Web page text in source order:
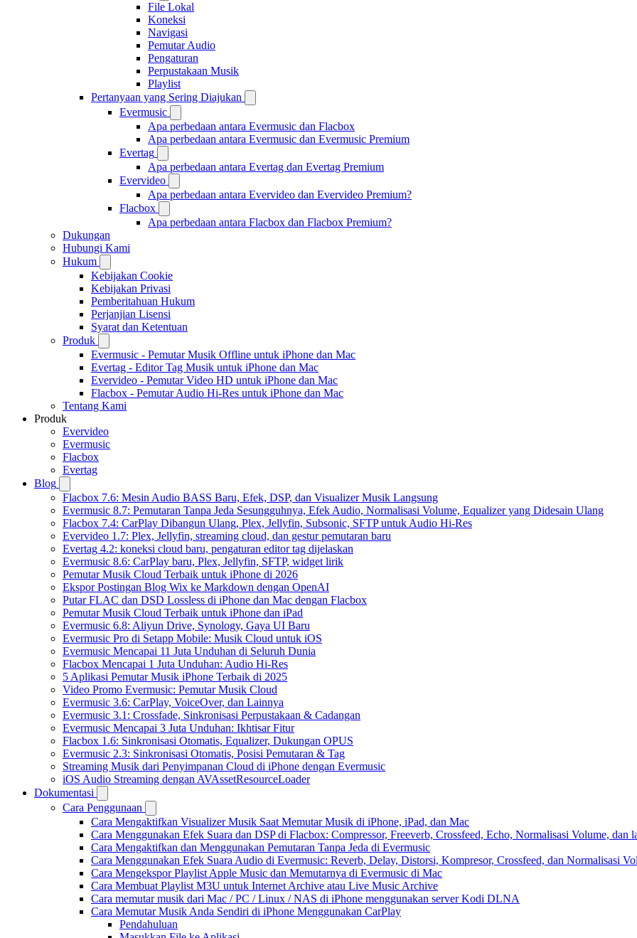
File Lokal
Koneksi
Navigasi
Pemutar Audio
Pengaturan
Perpustakaan Musik
Playlist
Pertanyaan yang Sering Diajukan
Evermusic
Apa perbedaan antara Evermusic dan Flacbox
Apa perbedaan antara Evermusic dan Evermusic Premium
Evertag
Apa perbedaan antara Evertag dan Evertag Premium
Evervideo
Apa perbedaan antara Evervideo dan Evervideo Premium?
Flacbox
Apa perbedaan antara Flacbox dan Flacbox Premium?
Dukungan
Hubungi Kami
Hukum
Kebijakan Cookie
Kebijakan Privasi
Pemberitahuan Hukum
Perjanjian Lisensi
Syarat dan Ketentuan
Produk
Evermusic - Pemutar Musik Offline untuk iPhone dan Mac
Evertag - Editor Tag Musik untuk iPhone dan Mac
Evervideo - Pemutar Video HD untuk iPhone dan Mac
Flacbox - Pemutar Audio Hi-Res untuk iPhone dan Mac
Tentang Kami
Produk
Evervideo
Evermusic
Flacbox
Evertag
Blog
Flacbox 7.6: Mesin Audio BASS Baru, Efek, DSP, dan Visualizer Musik Langsung
Evermusic 8.7: Pemutaran Tanpa Jeda Sesungguhnya, Efek Audio, Normalisasi Volume, Equalizer yang Didesain Ulang
Flacbox 7.4: CarPlay Dibangun Ulang, Plex, Jellyfin, Subsonic, SFTP untuk Audio Hi-Res
Evervideo 1.7: Plex, Jellyfin, streaming cloud, dan gestur pemutaran baru
Evertag 4.2: koneksi cloud baru, pengaturan editor tag dijelaskan
Evermusic 8.6: CarPlay baru, Plex, Jellyfin, SFTP, widget lirik
Pemutar Musik Cloud Terbaik untuk iPhone di 2026
Ekspor Postingan Blog Wix ke Markdown dengan OpenAI
Putar FLAC dan DSD Lossless di iPhone dan Mac dengan Flacbox
Pemutar Musik Cloud Terbaik untuk iPhone dan iPad
Evermusic 6.8: Aliyun Drive, Synology, Gaya UI Baru
Evermusic Pro di Setapp Mobile: Musik Cloud untuk iOS
Evermusic Mencapai 11 Juta Unduhan di Seluruh Dunia
Flacbox Mencapai 1 Juta Unduhan: Audio Hi-Res
5 Aplikasi Pemutar Musik iPhone Terbaik di 2025
Video Promo Evermusic: Pemutar Musik Cloud
Evermusic 3.6: CarPlay, VoiceOver, dan Lainnya
Evermusic 3.1: Crossfade, Sinkronisasi Perpustakaan & Cadangan
Evermusic Mencapai 3 Juta Unduhan: Ikhtisar Fitur
Flacbox 1.6: Sinkronisasi Otomatis, Equalizer, Dukungan OPUS
Evermusic 2.3: Sinkronisasi Otomatis, Posisi Pemutaran & Tag
Streaming Musik dari Penyimpanan Cloud di iPhone dengan Evermusic
iOS Audio Streaming dengan AVAssetResourceLoader
Dokumentasi
Cara Penggunaan
Cara Mengaktifkan Visualizer Musik Saat Memutar Musik di iPhone, iPad, dan Mac
Cara Menggunakan Efek Suara dan DSP di Flacbox: Compressor, Freeverb, Crossfeed, Echo, Normalisasi Volume, dan
Cara Mengaktifkan dan Menggunakan Pemutaran Tanpa Jeda di Evermusic
Cara Menggunakan Efek Suara Audio di Evermusic: Reverb, Delay, Distorsi, Kompresor, Crossfeed, dan Normalisasi
Cara Mengekspor Playlist Apple Music dan Memutarnya di Evermusic di Mac
Cara Membuat Playlist M3U untuk Internet Archive atau Live Music Archive
Cara memutar musik dari Mac / PC / Linux / NAS di iPhone menggunakan server Kodi DLNA
Cara Memutar Musik Anda Sendiri di iPhone Menggunakan CarPlay
Pendahuluan